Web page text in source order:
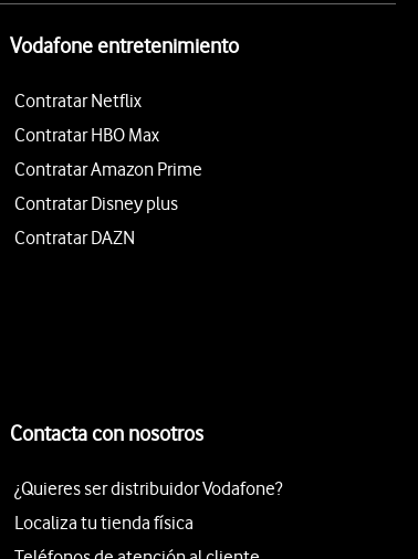
Vodafone entretenimiento
Contratar Netflix
Contratar HBO Max
Contratar Amazon Prime
Contratar Disney plus
Contratar DAZN
Contacta con nosotros
¿Quieres ser distribuidor Vodafone?
Localiza tu tienda física